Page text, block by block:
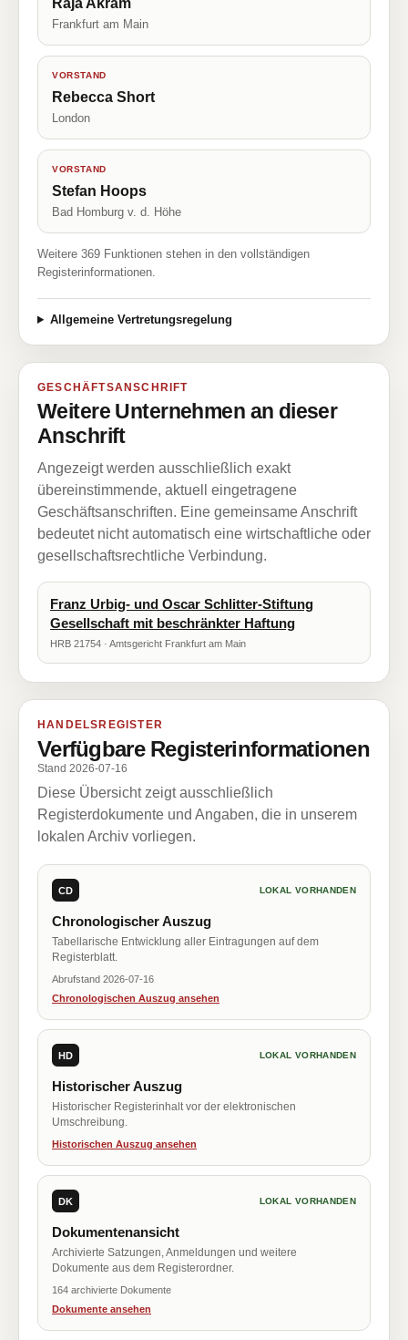
Raja Akram
Frankfurt am Main
VORSTAND
Rebecca Short
London
VORSTAND
Stefan Hoops
Bad Homburg v. d. Höhe
Weitere 369 Funktionen stehen in den vollständigen
Registerinformationen.
Allgemeine Vertretungsregelung
GESCHÄFTSANSCHRIFT
Weitere Unternehmen an dieser
Anschrift
Angezeigt werden ausschließlich exakt
übereinstimmende, aktuell eingetragene
Geschäftsanschriften. Eine gemeinsame Anschrift
bedeutet nicht automatisch eine wirtschaftliche oder
gesellschaftsrechtliche Verbindung.
Franz Urbig- und Oscar Schlitter-Stiftung
Gesellschaft mit beschränkter Haftung
HRB 21754 · Amtsgericht Frankfurt am Main
HANDELSREGISTER
Verfügbare Registerinformationen
Stand 2026-07-16
Diese Übersicht zeigt ausschließlich
Registerdokumente und Angaben, die in unserem
lokalen Archiv vorliegen.
CD LOKAL VORHANDEN
Chronologischer Auszug
Tabellarische Entwicklung aller Eintragungen auf dem
Registerblatt.
Abrufstand 2026-07-16
Chronologischen Auszug ansehen
HD LOKAL VORHANDEN
Historischer Auszug
Historischer Registerinhalt vor der elektronischen
Umschreibung.
Historischen Auszug ansehen
DK LOKAL VORHANDEN
Dokumentenansicht
Archivierte Satzungen, Anmeldungen und weitere
Dokumente aus dem Registerordner.
164 archivierte Dokumente
Dokumente ansehen